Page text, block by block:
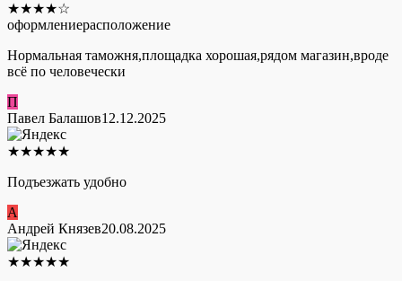
★★★★☆
оформлениерасположение
Нормальная таможня,площадка хорошая,рядом магазин,вроде
всё по человечески
П
Павел Балашов12.12.2025
★★★★★
Подъезжать удобно
А
Андрей Князев20.08.2025
★★★★★